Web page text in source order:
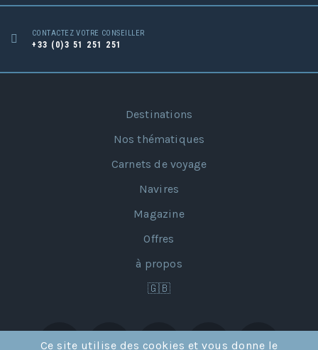
Ce site utilise des cookies et vous donne le
CONTACTEZ VOTRE CONSEILLER
+33 (0)3 51 251 251
Destinations
Nos thématiques
Carnets de voyage
Navires
Magazine
Offres
à propos
🇬🇧